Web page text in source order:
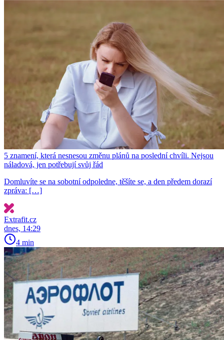
5 znamení, která nesnesou změnu plánů na poslední chvíli. Nejsou
náladová, jen potřebují svůj řád
Domluvíte se na sobotní odpoledne, těšíte se, a den předem dorazí
zpráva: […]
Extrafit.cz
dnes, 14:29
4 min